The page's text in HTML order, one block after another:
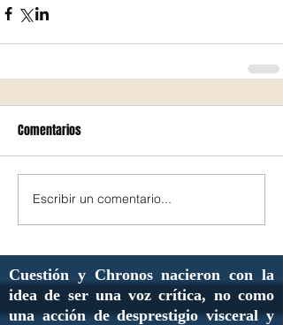
Comentarios
Escribir un comentario...
Cuestión y Chronos nacieron con la
idea de ser una voz crítica, no como
una acción de desprestigio visceral y